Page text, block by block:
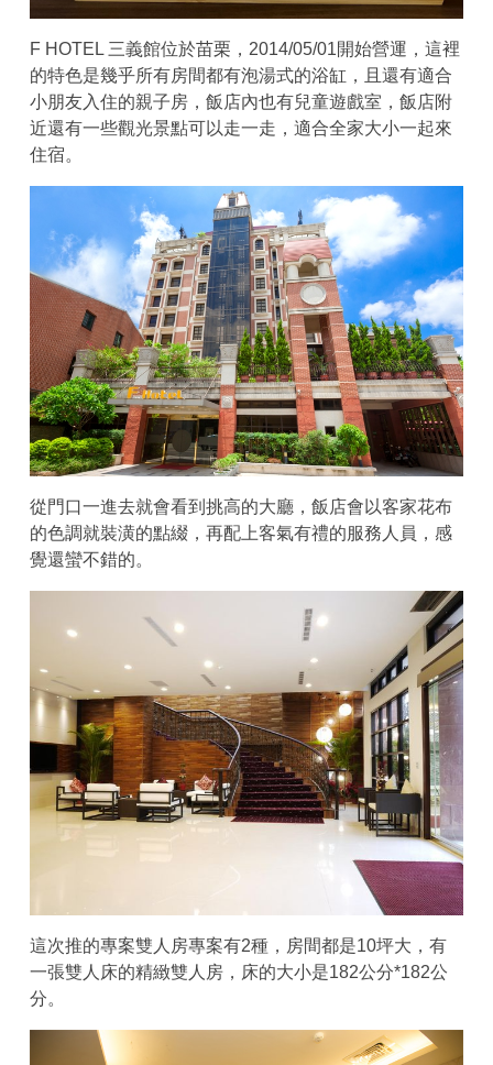
F HOTEL 三義館位於苗栗，2014/05/01開始營運，這裡
的特色是幾乎所有房間都有泡湯式的浴缸，且還有適合
小朋友入住的親子房，飯店內也有兒童遊戲室，飯店附
近還有一些觀光景點可以走一走，適合全家大小一起來
住宿。
從門口一進去就會看到挑高的大廳，飯店會以客家花布
的色調就裝潢的點綴，再配上客氣有禮的服務人員，感
覺還蠻不錯的。
這次推的專案雙人房專案有2種，房間都是10坪大，有
一張雙人床的精緻雙人房，床的大小是182公分*182公
分。